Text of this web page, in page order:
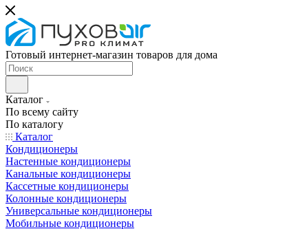
Готовый интернет-магазин товаров для дома
Каталог
По всему сайту
По каталогу
Каталог
Кондиционеры
Настенные кондиционеры
Канальные кондиционеры
Кассетные кондиционеры
Колонные кондиционеры
Универсальные кондиционеры
Мобильные кондиционеры